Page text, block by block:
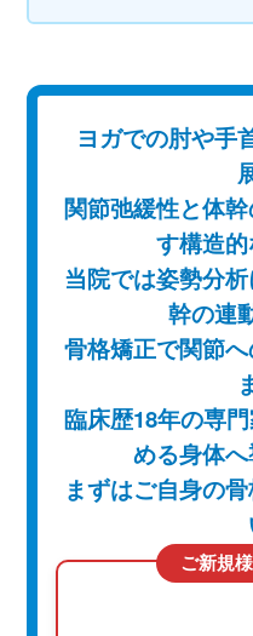
ヨガでの肘や手
関節弛緩性と体
す構造的
当院では姿勢分
幹の連
骨格矯正で関節
臨床歴18年の専
める身体へ
まずはご自身の
ご新規